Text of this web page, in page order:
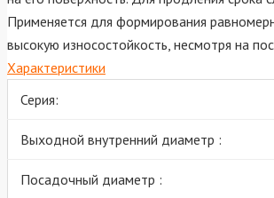
Применяется для формирования
высокую износостойкость, несмотря на
Характеристики
Серия:
Выходной внутренний диаметр :
Посадочный диаметр :